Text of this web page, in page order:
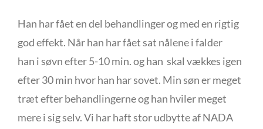
Han har fået en del behandlinger og med en rigtig
god effekt. Når han har fået sat nålene i falder
han i søvn efter 5-10 min. og han skal vækkes igen
efter 30 min hvor han har sovet. Min søn er meget
træt efter behandlingerne og han hviler meget
mere i sig selv. Vi har haft stor udbytte af NADA